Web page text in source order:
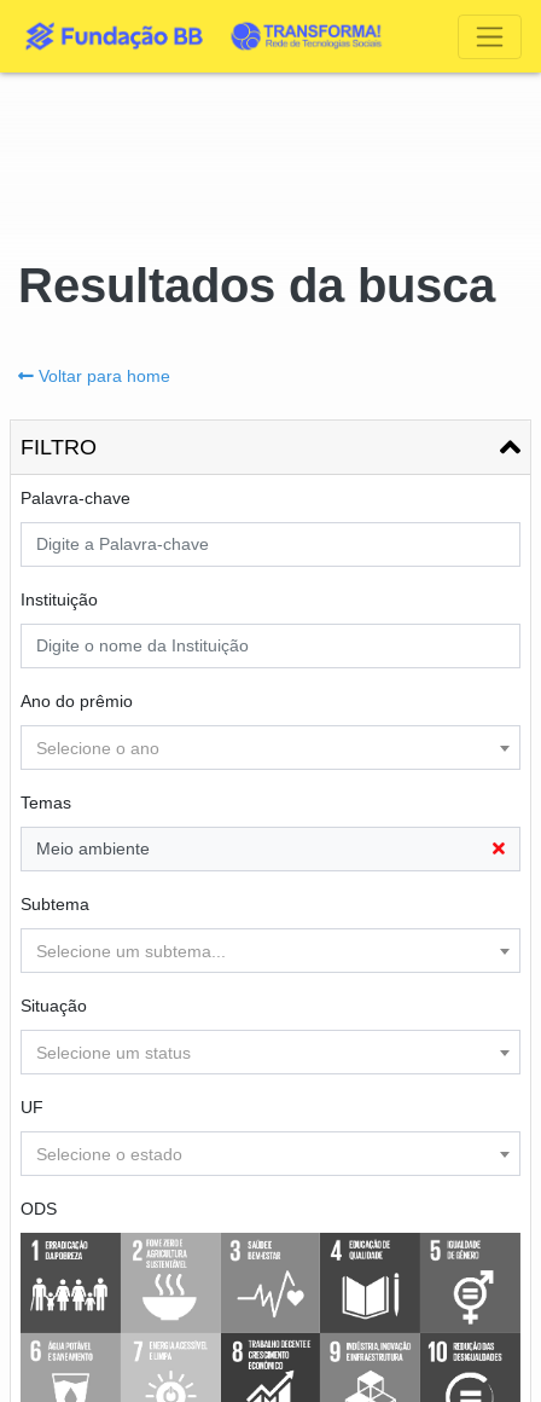
Resultados da busca
Voltar para home
FILTRO
Palavra-chave
Instituição
Ano do prêmio
Selecione o ano
Temas
Meio ambiente
Subtema
Selecione um subtema...
Situação
Selecione um status
UF
Selecione o estado
ODS